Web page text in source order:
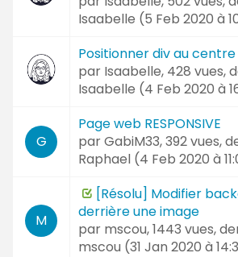
Isaabelle (5 Feb 2020 à
Positionner div au
par Isaabelle, 428 vues,
Isaabelle (4 Feb 2020 à
G
Page web RESPONSIVE
parGabiM33, 392 vues,
Raphael (4 Feb 2020 à
M
[Résolu] Modifier
derrière une image
par mscou, 1443 vues,
mscou (31 Jan 2020 à